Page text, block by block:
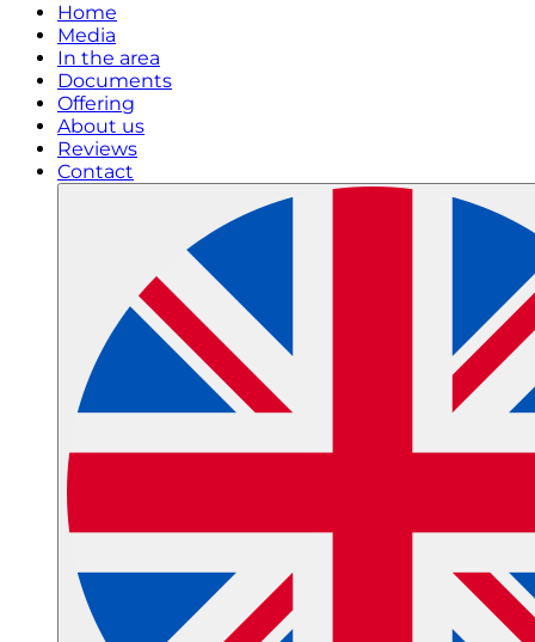
Home
Media
In the area
Documents
Offering
About us
Reviews
Contact